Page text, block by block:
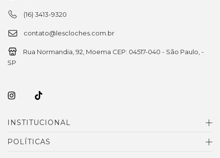
(16) 3413-9320
contato@lescloches.com.br
Rua Normandia, 92, Moema CEP: 04517-040 - São Paulo, -
SP
INSTITUCIONAL
POLÍTICAS